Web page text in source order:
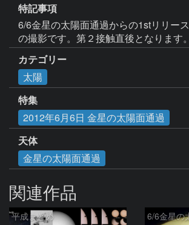
特記事項
6/6金星の太陽面通過からの1stリリー
の撮影です。第２接触直後となります。
カテゴリー
太陽
特集
2012年6月6日 金星の太陽面通過
天体
金星の太陽面通過
関連作品
平成まとめ 6/6金星の